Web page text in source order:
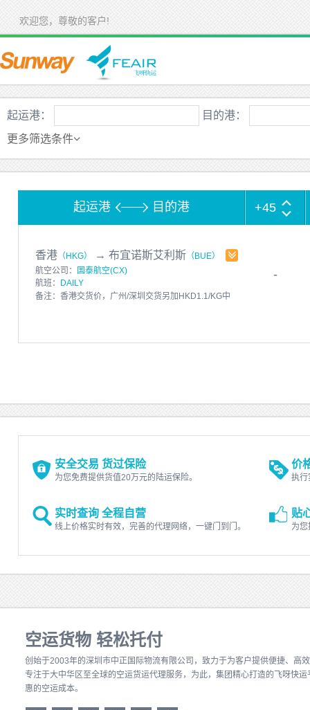
欢迎您，尊敬的客户!
起运港：
目的港：
更多筛选条件
起运港 目的港 +45
香港 （HKG） → 布宜诺斯艾利斯 （BUE）
航空公司：
国泰航空(CX)
航班：
DAILY
备注：香港交货价，广州/深圳交货另加HKD1.1/KG中
-
安全交易 货过保险
为您免费提供货值20万元的陆运保险。
价
执行
实时查询 全程自营
线上价格实时有效，完善的代理网络，一键门到门。
贴
为
空运货物 轻松托付
创始于2003年的深圳市中正国际物流有限公司 ，致力于为客户提供便捷、高
专注于大中华区至全球的空运货运代理服务，为此，集团精心打造的飞呀快
惠的空运成本。